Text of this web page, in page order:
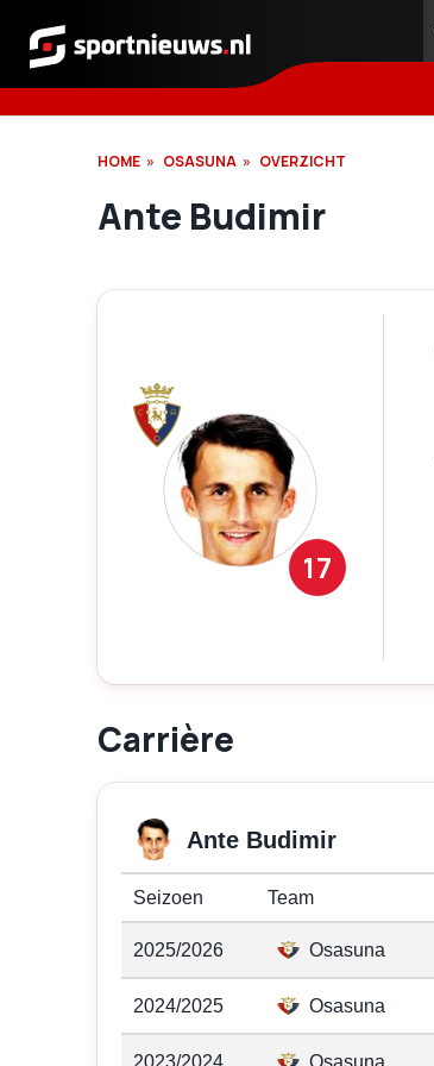
Sportnieuws.nl
HOME OSASUNA OVERZICHT
Ante Budimir
17
Carrière
Ante Budimir
Seizoen Team
2025/2026 Osasuna
2024/2025 Osasuna
2023/2024 Osasuna